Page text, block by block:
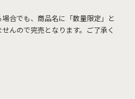
合でも、商品名に「数量限定」と
んので完売となります。ご了承く